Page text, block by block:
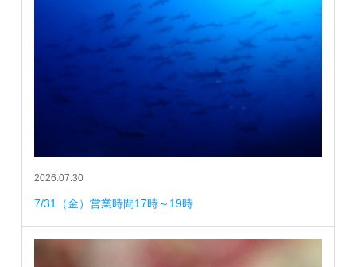
2026.07.30
7/31（金）営業時間17時～19時